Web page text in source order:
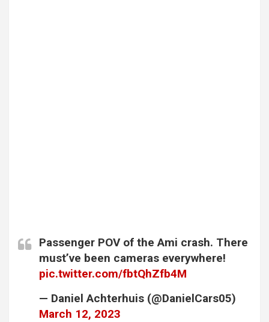
Passenger POV of the Ami crash. There
must’ve been cameras everywhere!
pic.twitter.com/fbtQhZfb4M
— Daniel Achterhuis (@DanielCars05)
March 12, 2023